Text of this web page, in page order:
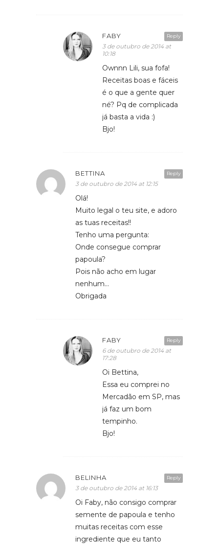
Reply
FABY
3 de outubro de 2014 at
10:18
Ownnn Lili, sua fofa!
Receitas boas e fáceis
é o que a gente quer
né? Pq de complicada
já basta a vida :)
Bjo!
Reply
BETTINA
3 de outubro de 2014 at 12:15
Olá!
Muito legal o teu site, e adoro
as tuas receitas!!
Tenho uma pergunta:
Onde consegue comprar
papoula?
Pois não acho em lugar
nenhum…
Obrigada
Reply
FABY
6 de outubro de 2014 at
17:28
Oi Bettina,
Essa eu comprei no
Mercadão em SP, mas
já faz um bom
tempinho.
Bjo!
Reply
BELINHA
3 de outubro de 2014 at 16:13
Oi Faby, não consigo comprar
semente de papoula e tenho
muitas receitas com esse
ingrediente que eu tanto